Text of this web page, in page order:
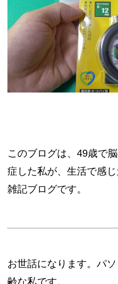
このブログは、49歳で
症した私が、生活で感
雑記ブログです。
お世話になります。パ
齢な私です。